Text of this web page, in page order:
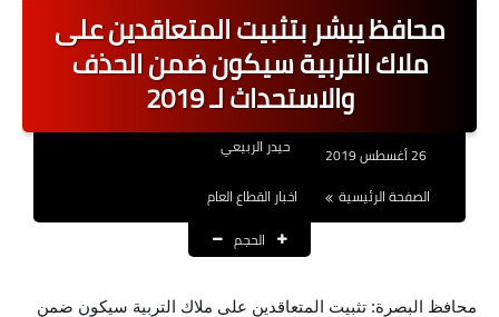
اخبار القطاع العام
اخبار القطاع الخاص
نتائج التعيينات
العقود والاجور اليومية
الرواتب والقروض
محافظ يبشر بتثبيت المتعاقدين على
ملاك التربية سيكون ضمن الحذف
والاستحداث لـ 2019
26 أغسطس 2019
حيدر الربيعي
الصفحة الرئيسية
اخبار القطاع العام
الحجم
محافظ البصرة: تثبيت المتعاقدين على ملاك التربية سيكون ضمن